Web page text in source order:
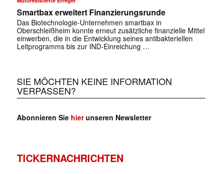
✕
Smartbax erweitert Finanzierungsrunde
Das Biotechnologie-Unternehmen smartbax in
Oberschleißheim konnte erneut zusätzliche finanzielle Mittel
einwerben, die in die Entwicklung seines antibakteriellen
Leitprogramms bis zur IND-Einreichung …
SIE MÖCHTEN KEINE INFORMATION
VERPASSEN?
Abonnieren Sie hierunseren Newsletter
TICKERNACHRICHTEN